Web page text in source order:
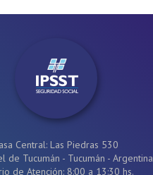
Central: Las Piedras 530
de Tucumán - Tucumán - Argentina
de Atención: 8:00 a 13:30 hs.